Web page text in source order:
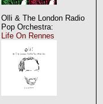
Olli & The London Radio
Pop Orchestra:
Life On Rennes